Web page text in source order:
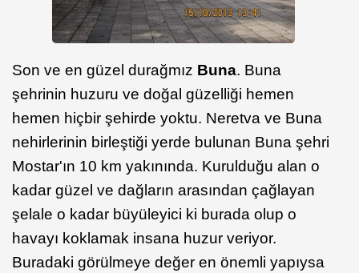
Son ve en güzel durağmız Buna. Buna
şehrinin huzuru ve doğal güzelliği hemen
hemen hiçbir şehirde yoktu. Neretva ve Buna
nehirlerinin birleştiği yerde bulunan Buna şehri
Mostar'ın 10 km yakınında. Kurulduğu alan o
kadar güzel ve dağların arasından çağlayan
şelale o kadar büyüleyici ki burada olup o
havayı koklamak insana huzur veriyor.
Buradaki görülmeye değer en önemli yapıysa